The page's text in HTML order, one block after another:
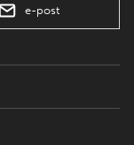
e-post